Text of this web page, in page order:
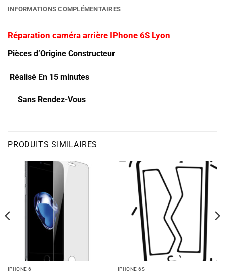
INFORMATIONS COMPLÉMENTAIRES
Réparation caméra arrière IPhone 6S Lyon
Pièces d’Origine Constructeur
Réalisé En 15 minutes
Sans Rendez-Vous
PRODUITS SIMILAIRES
IPHONE 6 IPHONE 6S